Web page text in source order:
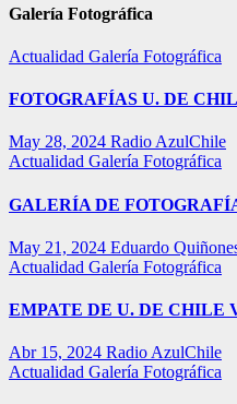
Galería Fotográfica
Actualidad Galería Fotográfica
FOTOGRAFÍAS U. DE
May 28, 2024 Radio AzulChile
Actualidad Galería Fotográfica
GALERÍA DE
May 21, 2024 Eduardo
Actualidad Galería Fotográfica
EMPATE DE U. DE CHILE
Abr 15, 2024 Radio AzulChile
Actualidad Galería Fotográfica